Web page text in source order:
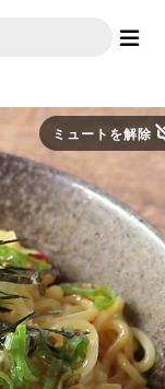
ミュートを解除